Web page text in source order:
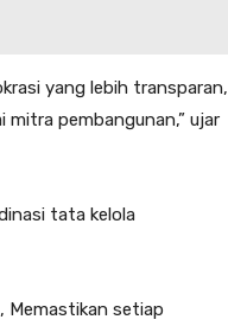
yang lebih transparan,
pembangunan,” ujar
tata kelola
Memastikan setiap